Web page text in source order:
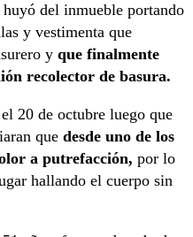
del inmueble portando
y vestimenta que
y que finalmente
recolector de basura.
20 de octubre luego que
que desde uno de los
a putrefacción, por lo
hallando el cuerpo sin